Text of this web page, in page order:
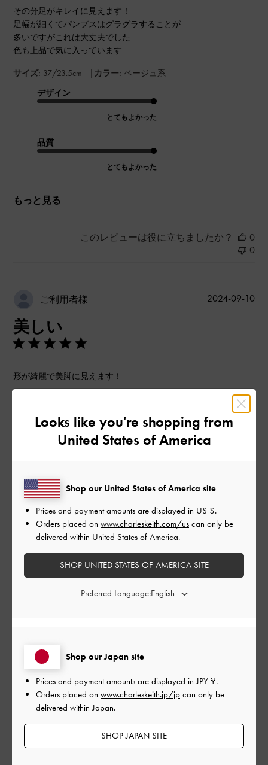
その分足がキレイに見えます！
足幅が細くてパンプスはグラグラすることが
多いですがこれは大丈夫でした
色も上品で気に入っています
サイズ: 37/23.5cm | カラー: ベージュ系
デザイン
とてもよかった
品質
とてもよかった
もっと見る
このレビューは役に立ちましたか？
0
0
ご利用者様
美しい
形が綺麗で美脚に見えます！
デザイン
とてもよかった
とてもよかった
もっと見る
公
2024-09-10
このレビューは役に立ちましたか？
綺麗に見えます
ヒールが高い分長時間はくと足が痛くなってきますが脚は綺麗
足が大きいので靴によっては大きさが
目立ってしまいますが、この靴は大丈夫でした！
Looks like you're shopping from
United States of America
Shop our Japan site
Prices and payment amounts are displayed inJPY ¥.
Orders placed on www.charleskeith.jp/jp can only be
delivered within Japan.
SHOP JAPAN SITE
Shop our United States of America site
Prices and payment amounts are displayed in US $.
Orders placed on www.charleskeith.com/us can only be
delivered within United States of America.
SHOP UNITED STATES OF AMERICA SITE
Preferred Language: